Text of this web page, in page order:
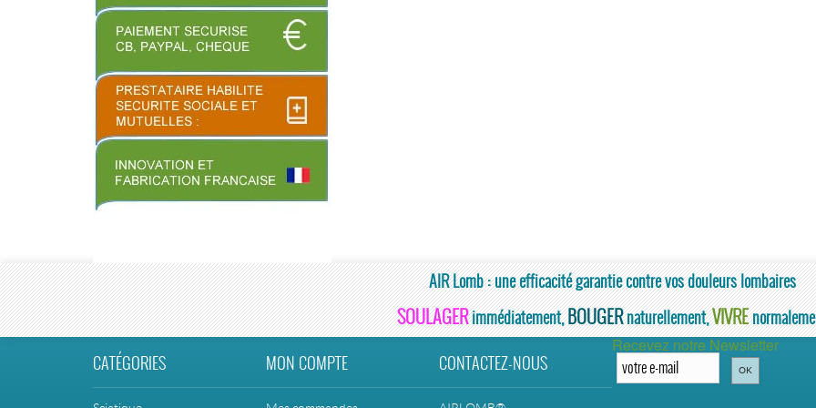
AIR Lomb : une efficacité garantie contre vos douleurs lombaires
SOULAGERimmédiatement,BOUGERnaturellement,VIVRE
CATÉGORIES
MON COMPTE CONTACTEZ-NOUS
Recevez notre Newsletter